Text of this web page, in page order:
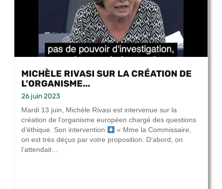
MICHÈLE RIVASI SUR LA CRÉATION DE
L’ORGANISME...
26 juin 2023
Mardi 13 juin, Michèle Rivasi est intervenue sur la
création de l’organisme européen chargé des questions
d’éthique. Son intervention
« Mme la Commissaire,
on est très déçus par votre proposition. D’abord, on
l’attendait...